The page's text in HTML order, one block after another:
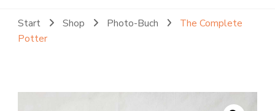
Start Shop Photo-Buch
The Complete
Potter